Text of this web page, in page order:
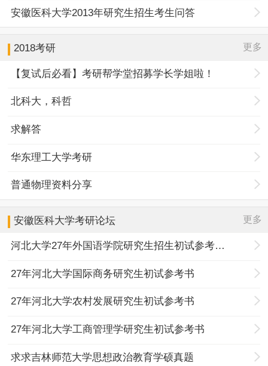
安徽医科大学2013年研究生招生考生问答
2018考研 更多
【复试后必看】考研帮学堂招募学长学姐啦！
北科大，科哲
求解答
华东理工大学考研
普通物理资料分享
安徽医科大学考研论坛 更多
河北大学27年外国语学院研究生招生初试参考书目调整
27年河北大学国际商务研究生初试参考书
27年河北大学农村发展研究生初试参考书
27年河北大学工商管理学研究生初试参考书
求求吉林师范大学思想政治教育学硕真题